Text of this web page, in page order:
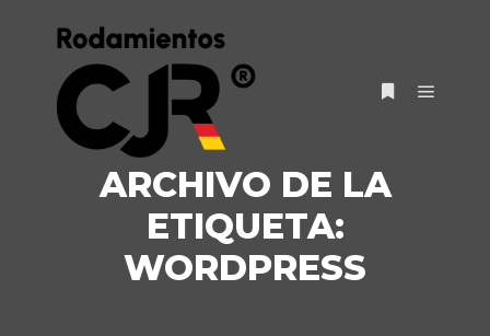
ARCHIVO DE LA
ETIQUETA:
WORDPRESS